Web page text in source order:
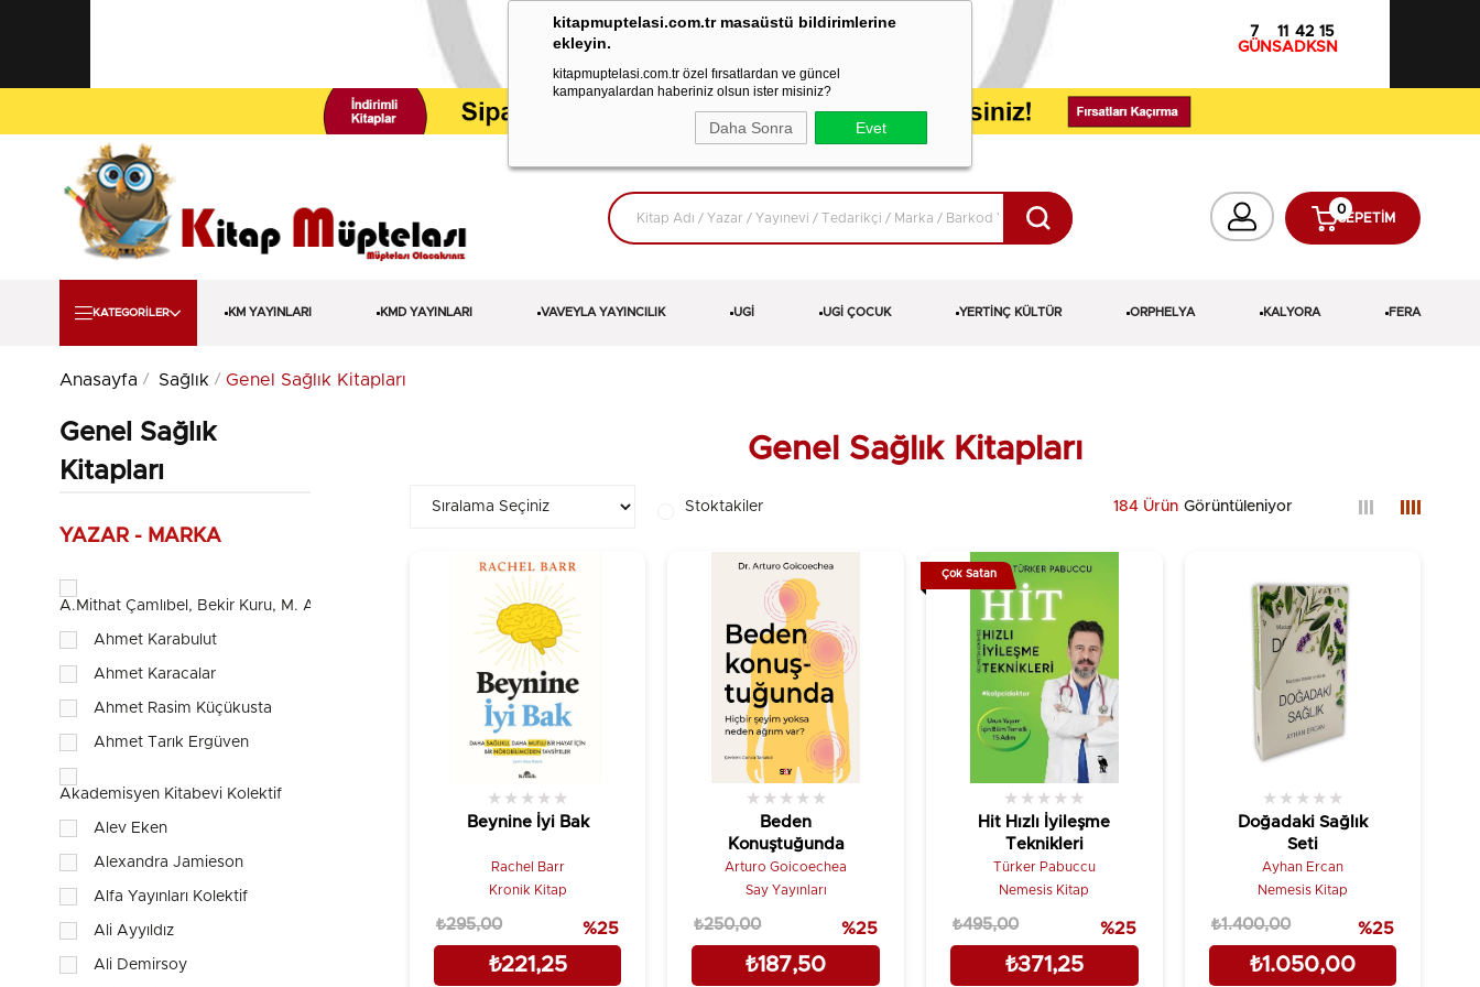
kitapmuptelasi.com.tr masaüstü bildirimlerine
ekleyin.
kitapmuptelasi.com.tr özel fırsatlardan ve güncel
kampanyalardan haberiniz olsun ister misiniz?
Daha Sonra Evet
7
GÜN
11
SA
42
DK
14
SN
SEPETIM
0
KATEGORİLER KM YAYINLARI KMD YAYINLARI VAVEYLA YAYINCILIK UGİ UGİ ÇOCUK YERTİNÇ KÜLTÜR ORPHELYA KALYORA FERA
Anasayfa Sağlık Genel Sağlık Kitapları
Genel Sağlık
Kitapları
YAZAR - MARKA
A.Mithat Çamlıbel, Bekir Kuru, M. Ali Gülçelik
Ahmet Karabulut
Ahmet Karacalar
Ahmet Rasim Küçükusta
Ahmet Tarık Ergüven
Akademisyen Kitabevi Kolektif
Alev Eken
Alexandra Jamieson
Alfa Yayınları Kolektif
Ali Ayyıldız
Ali Demirsoy
Genel Sağlık Kitapları
Stoktakiler 184 Ürün
Beynine İyi Bak
★ ★ ★ ★ ★
Rachel Barr
Kronik Kitap
₺221,25
₺295,00 %25
Beden
Konuştuğunda
★ ★ ★ ★ ★
Arturo Goicoechea
Say Yayınları
₺187,50
₺250,00 %25
Hit Hızlı İyileşme
Teknikleri
★ ★ ★ ★ ★
Türker Pabuccu
Nemesis Kitap
₺371,25
₺495,00 %25
Çok Satan
Doğadaki Sağlık
Seti
★ ★ ★ ★ ★
Ayhan Ercan
Nemesis Kitap
₺1.050,00
₺1.400,00 %25